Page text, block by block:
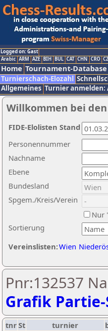
Logged on: Gast
Arabic ARM AZE BIH BUL CAT CHN CRO
Home Tournament-Database
Turnierschach-Elozahl
Allgemeines Turnier anmelden:
Willkommen bei
Nachname
Ebene
Sortierung
Personennummer
Bundesland
Spgem./Kreis/Verein
Nur
Vereinslisten:Wien
FIDE-Elolisten Stand
Pnr:132537
Grafik
tnrSt turnier